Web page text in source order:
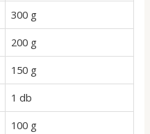
300 g
200 g
150 g
1 db
100 g